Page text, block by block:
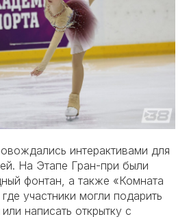
интерактивами для
На Этапе Гран-при были
фонтан, а также «Комната
участники могли подарить
написать открытку с